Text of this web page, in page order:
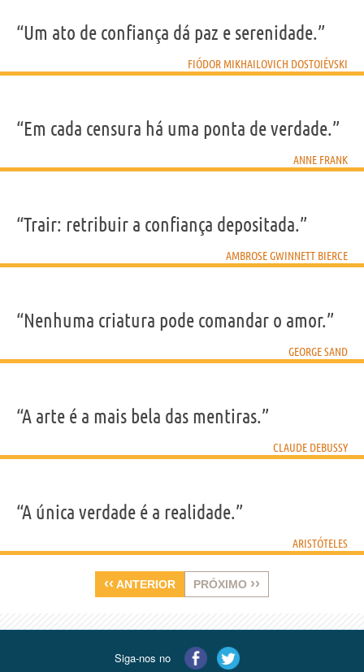
“Um ato de confiança dá paz e serenidade.”
FIÓDOR MIKHAILOVICH DOSTOIÉVSKI
“Em cada censura há uma ponta de verdade.”
ANNE FRANK
“Trair: retribuir a confiança depositada.”
AMBROSE GWINNETT BIERCE
“Nenhuma criatura pode comandar o amor.”
GEORGE SAND
“A arte é a mais bela das mentiras.”
CLAUDE DEBUSSY
“A única verdade é a realidade.”
ARISTÓTELES
‹‹ ANTERIOR PRÓXIMO ››
Siga-nos no